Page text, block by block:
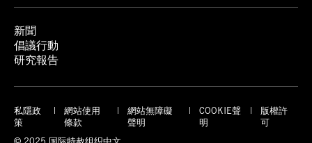
新聞
倡議行動
研究報告
私隱政
策
網站使用
條款
網站無障礙
聲明
COOKIE聲
明
版權許
可